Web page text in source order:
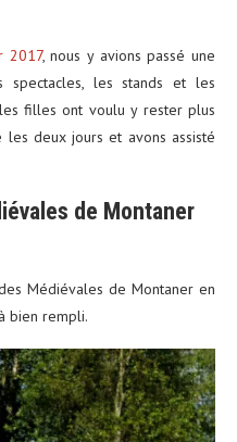
2017, nous y avions passé une
les stands et les
les filles ont voulu y rester plus
les deux jours et avons assisté
de Montaner
Médiévales de Montaner en
bien rempli.